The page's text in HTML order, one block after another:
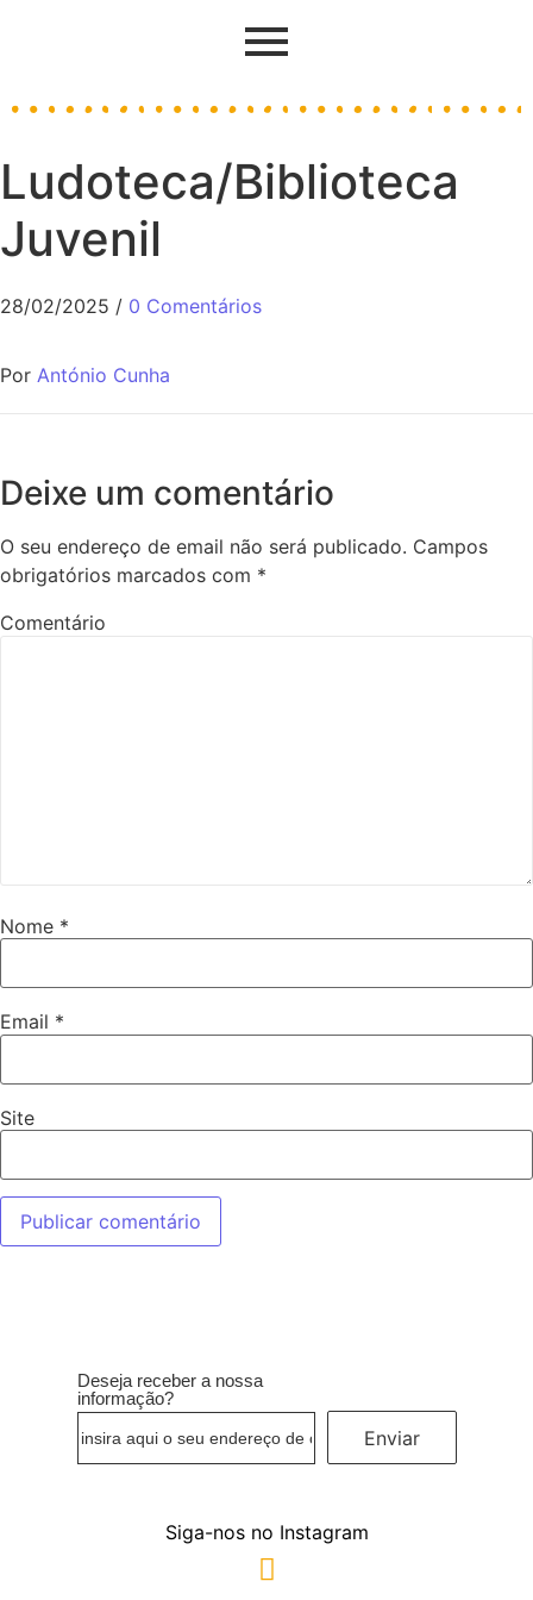
Ludoteca/Biblioteca
Juvenil
28/02/2025 / 0 Comentários
Por António Cunha
Deixe um comentário
O seu endereço de email não será publicado. Campos
obrigatórios marcados com *
Comentário
Nome *
Email *
Site
Deseja receber a nossa
informação?
Enviar
Siga-nos no Instagram